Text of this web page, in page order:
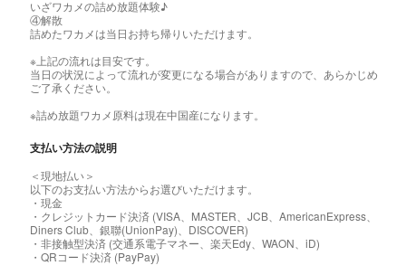
いざワカメの詰め放題体験♪
④解散
詰めたワカメは当日お持ち帰りいただけます。
※上記の流れは目安です。
当日の状況によって流れが変更になる場合がありますので、あらかじめ
ご了承ください。
※詰め放題ワカメ原料は現在中国産になります。
支払い方法の説明
＜現地払い＞
以下のお支払い方法からお選びいただけます。
・現金
・クレジットカード決済 (VISA、MASTER、JCB、AmericanExpress、
Diners Club、銀聯(UnionPay)、DISCOVER)
・非接触型決済 (交通系電子マネー、楽天Edy、WAON、iD)
・QRコード決済 (PayPay)